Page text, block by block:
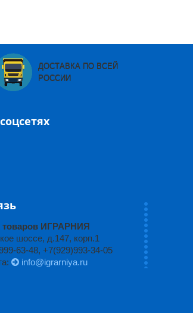
ДОСТАВКА ПО ВСЕЙ
РОССИИ
товаров ИГРАРНИЯ
шоссе, д.147, корп.1
63-48, +7(929)993-34-05
info@igrarniya.ru